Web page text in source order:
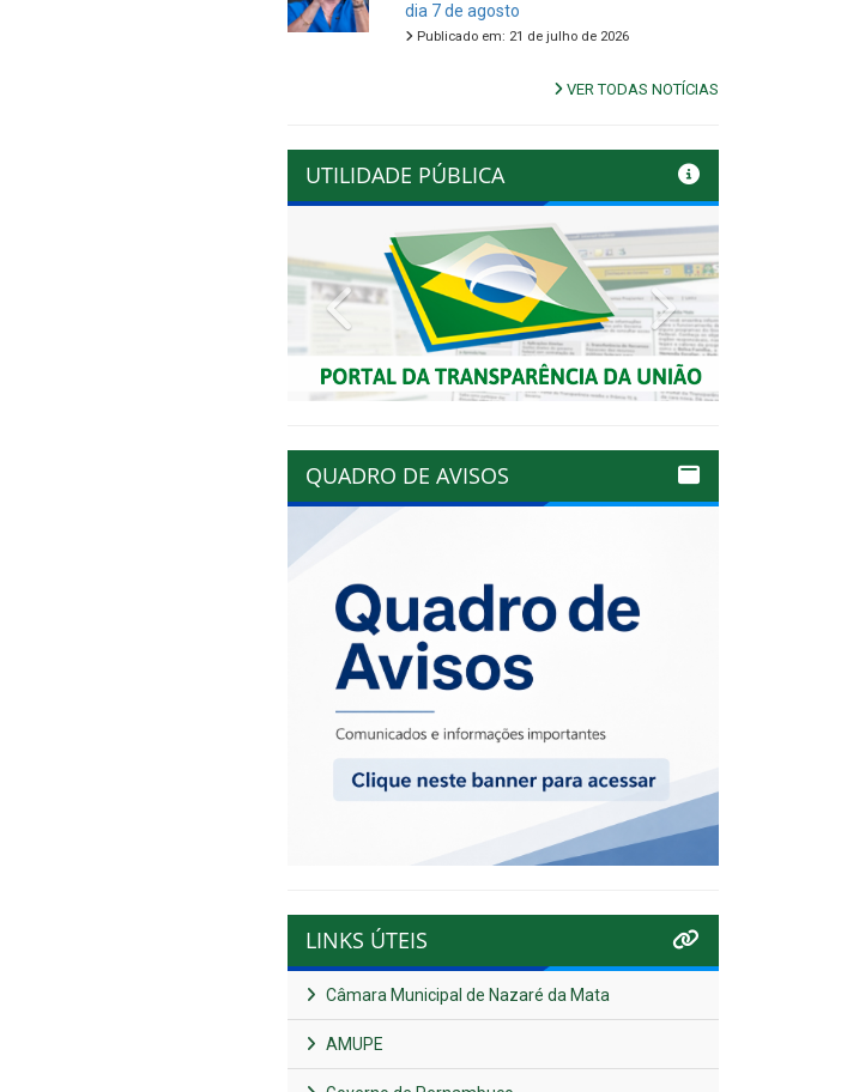
dia 7 de agosto
Publicado em: 21 de julho de 2026
VER TODAS NOTÍCIAS
UTILIDADE PÚBLICA
Previous Next
QUADRO DE AVISOS
LINKS ÚTEIS
Câmara Municipal de Nazaré da Mata
AMUPE